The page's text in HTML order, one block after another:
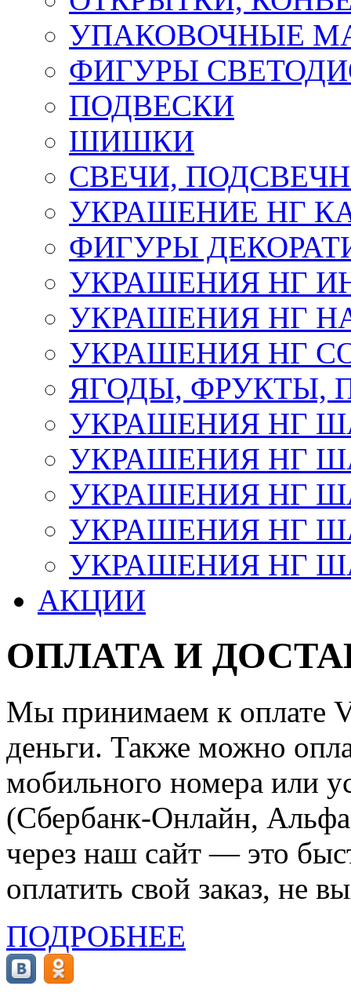
УПАКОВОЧНЫЕ
ФИГУРЫ
ПОДВЕСКИ
ШИШКИ
СВЕЧИ,
УКРАШЕНИЕ НГ
ФИГУРЫ
УКРАШЕНИЯ НГ
УКРАШЕНИЯ НГ
УКРАШЕНИЯ НГ
ЯГОДЫ, ФРУКТЫ,
УКРАШЕНИЯ НГ
УКРАШЕНИЯ НГ
УКРАШЕНИЯ НГ
УКРАШЕНИЯ НГ
УКРАШЕНИЯ НГ
АКЦИИ
ОПЛАТА И
Мы принимаем к оплате
деньги. Также можно
мобильного номера или
(Сбербанк-Онлайн,
через наш сайт — это
оплатить свой заказ, не
ПОДРОБНЕЕ